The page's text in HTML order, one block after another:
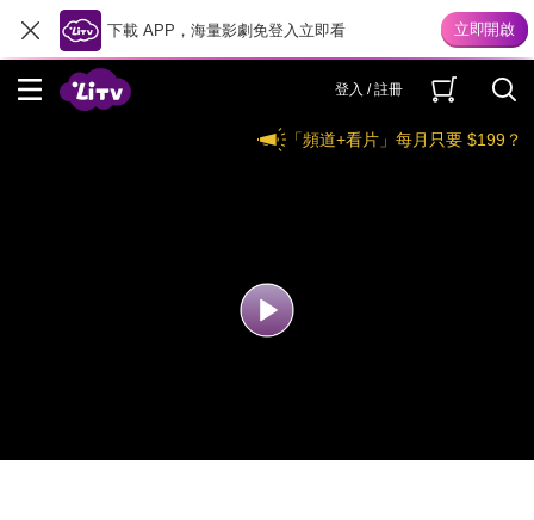
下載 APP，海量影劇免登入立即看
登入 / 註冊
「頻道+看片」每月只要 $199？